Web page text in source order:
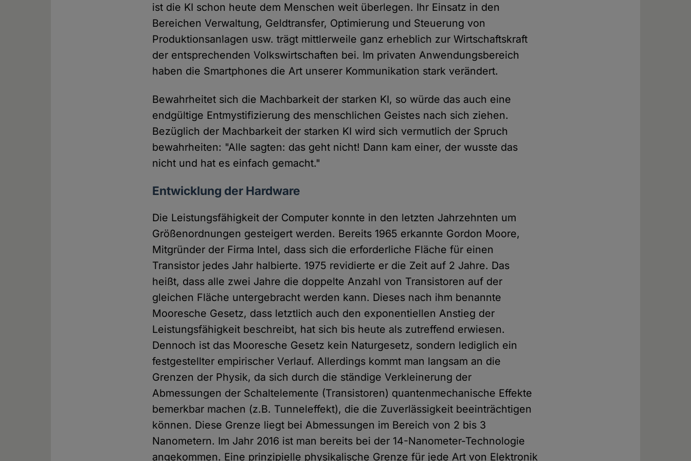
ist die KI schon heute dem Menschen weit überlegen. Ihr Einsatz in den
Bereichen Verwaltung, Geldtransfer, Optimierung und Steuerung von
Produktionsanlagen usw. trägt mittlerweile ganz erheblich zur Wirtschaftskraft
der entsprechenden Volkswirtschaften bei. Im privaten Anwendungsbereich
haben die Smartphones die Art unserer Kommunikation stark verändert.
Bewahrheitet sich die Machbarkeit der starken KI, so würde das auch eine
endgültige Entmystifizierung des menschlichen Geistes nach sich ziehen.
Bezüglich der Machbarkeit der starken KI wird sich vermutlich der Spruch
bewahrheiten: "Alle sagten: das geht nicht! Dann kam einer, der wusste das
nicht und hat es einfach gemacht."
Entwicklung der Hardware
Die Leistungsfähigkeit der Computer konnte in den letzten Jahrzehnten um
Größenordnungen gesteigert werden. Bereits 1965 erkannte Gordon Moore,
Mitgründer der Firma Intel, dass sich die erforderliche Fläche für einen
Transistor jedes Jahr halbierte. 1975 revidierte er die Zeit auf 2 Jahre. Das
heißt, dass alle zwei Jahre die doppelte Anzahl von Transistoren auf der
gleichen Fläche untergebracht werden kann. Dieses nach ihm benannte
Mooresche Gesetz, dass letztlich auch den exponentiellen Anstieg der
Leistungsfähigkeit beschreibt, hat sich bis heute als zutreffend erwiesen.
Dennoch ist das Mooresche Gesetz kein Naturgesetz, sondern lediglich ein
festgestellter empirischer Verlauf. Allerdings kommt man langsam an die
Grenzen der Physik, da sich durch die ständige Verkleinerung der
Abmessungen der Schaltelemente (Transistoren) quantenmechanische Effekte
bemerkbar machen (z.B. Tunneleffekt), die die Zuverlässigkeit beeinträchtigen
können. Diese Grenze liegt bei Abmessungen im Bereich von 2 bis 3
Nanometern. Im Jahr 2016 ist man bereits bei der 14-Nanometer-Technologie
angekommen. Eine prinzipielle physikalische Grenze für jede Art von Elektronik